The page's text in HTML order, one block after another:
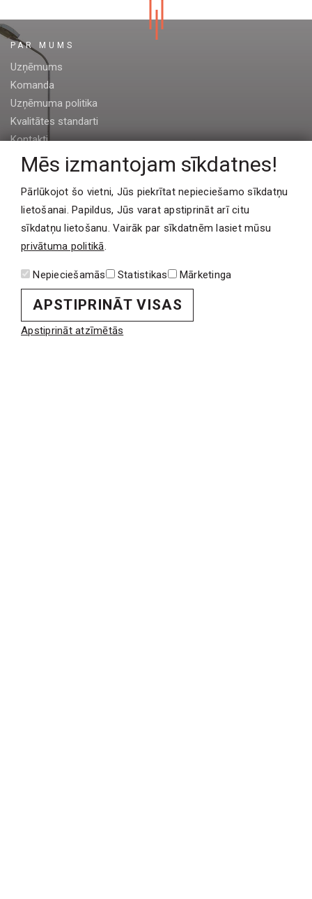
PAR MUMS
Uzņēmums
Komanda
Uzņēmuma politika
Kvalitātes standarti
Kontakti
Industriālās ēkas
Sabiedriskās ēkas
Dzīvojamās ēkas
VAKANCES
Vakances
Mēs izmantojam sīkdatnes!
Pārlūkojot šo vietni, Jūs piekrītat nepieciešamo sīkdatņu
lietošanai. Papildus, Jūs varat apstiprināt arī citu
sīkdatņu lietošanu. Vairāk par sīkdatnēm lasiet mūsu
privātuma politikā
Nepieciešamās Statistikas Mārketinga
APSTIPRINĀT VISAS
Apstiprināt atzīmētās